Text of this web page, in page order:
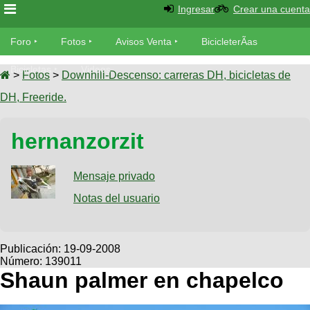
Foro
Foro
TÃ©cnica
Fotos
tu foto
Galeria
XC
Viajes
Descenso
SUBÃ
tu
Buscar
Ultimos
Fotos
BicicleterÃ­
as
Bicicletas
Tandem
Videos
Cicloturismo
Ingresar Crear una cuenta
Foro Fotos Avisos Venta BicicleterÃ­as
Bicicletas Videos
> Fotos > Downhill-Descenso: carreras DH, bicicletas de
DH, Freeride.
hernanzorzit
Mensaje privado
Notas del usuario
Publicación: 19-09-2008
Número: 139011
Shaun palmer en chapelco